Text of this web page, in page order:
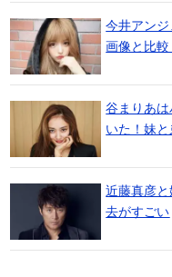
今井アン
画像と比較
谷まりあ
いた！妹
近藤真彦
去がすごい